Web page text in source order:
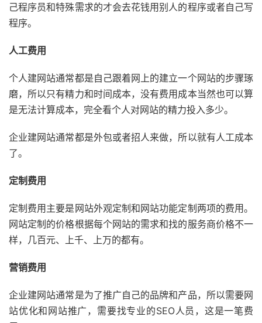
己程序员和特殊需求的才会去花钱用别人的程序或者自己写
程序。
人工费用
个人建网站通常都是自己跟着网上的建立一个网站的步骤琢
磨，所以只有精力和时间成本，没有费用成本当然也可以算
是无法计算成本，完全看个人对网站的精力投入多少。
企业建网站通常都是外包或者招人来做，所以就有人工成本
了。
定制费用
定制费用主要是网站外观定制和网站功能定制两项的费用。
网站定制的价格根据每个网站的需求和找的服务商价格不一
样，几百元、上千、上万的都有。
营销费用
企业建网站通常是为了推广自己的品牌和产品，所以需要网
站优化和网站推广，需要找专业的SEO人员，这是一笔费